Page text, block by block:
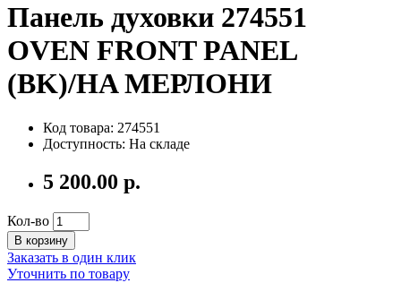
Панель духовки 274551
OVEN FRONT PANEL
(BK)/HA МЕРЛОНИ
Код товара: 274551
Доступность: На складе
5 200.00 р.
Кол-во
В корзину
Заказать в один клик
Уточнить по товару